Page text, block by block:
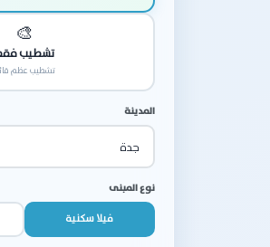
🎨
تشطيب
تشطيب عظم
المدينة
نوع المبنى
فيلا سكنية